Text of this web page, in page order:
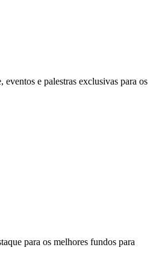
eventos e palestras exclusivas para os
para os melhores fundos para